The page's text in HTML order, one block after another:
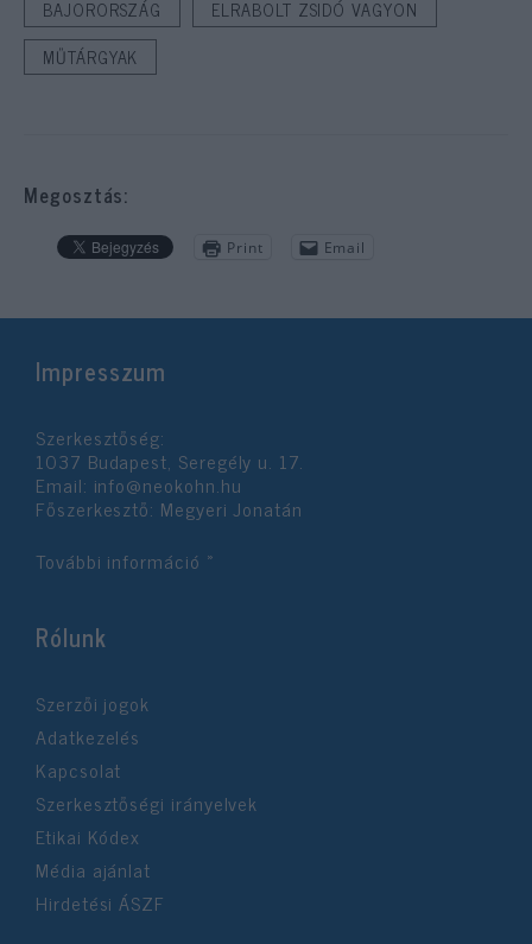
BAJORORSZÁG
ELRABOLT ZSIDÓ VAGYON
MŰTÁRGYAK
Megosztás:
Print Email
Impresszum
Szerkesztőség:
1037 Budapest, Seregély u. 17.
Email: info@neokohn.hu
Főszerkesztő: Megyeri Jonatán
További információ »
Rólunk
Szerzői jogok
Adatkezelés
Kapcsolat
Szerkesztőségi irányelvek
Etikai Kódex
Média ajánlat
Hirdetési ÁSZF